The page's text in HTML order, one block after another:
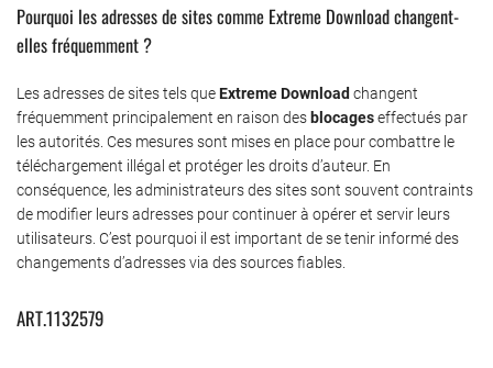
Pourquoi les adresses de sites comme Extreme Download changent-
elles fréquemment ?
Les adresses de sites tels queExtreme Download changent
fréquemment principalement en raison des blocageseffectués par
les autorités. Ces mesures sont mises en place pour combattre le
téléchargement illégal et protéger les droits d’auteur. En
conséquence, les administrateurs des sites sont souvent contraints
de modifier leurs adresses pour continuer à opérer et servir leurs
utilisateurs. C’est pourquoi il est important de se tenir informé des
changements d’adresses via des sources fiables.
ART.1132579